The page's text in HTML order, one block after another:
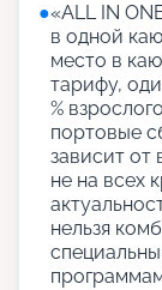
●«АLL IN
в одной
место в
тарифу,
%
портовые
зависит от
не на всех
нельзя